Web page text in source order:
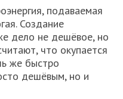
подаваемая
Создание
дело не дешёвое, но
что окупается
же быстро
дешёвым, но и